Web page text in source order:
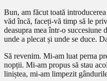
Bun, am făcut toată
văd încă, faceți-vă timp să le
deasupra mea într-o succesiune
unde a plecat și unde se duce.
Să revenim. Mi-am luat perna
nopții. Mi-am propus să stau
liniștea, mi-am limpezit